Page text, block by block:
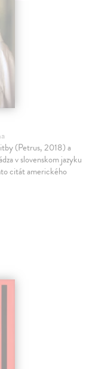
(Petrus, 2018) a
v slovenskom jazyku
citát amerického